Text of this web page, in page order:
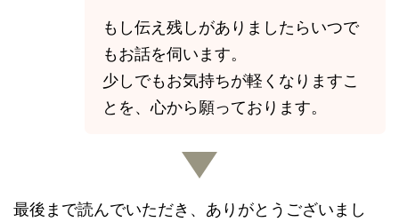
もし伝え残しがありましたらいつで
もお話を伺います。
少しでもお気持ちが軽くなりますこ
とを、心から願っております。
最後まで読んでいただき、ありがとうございまし